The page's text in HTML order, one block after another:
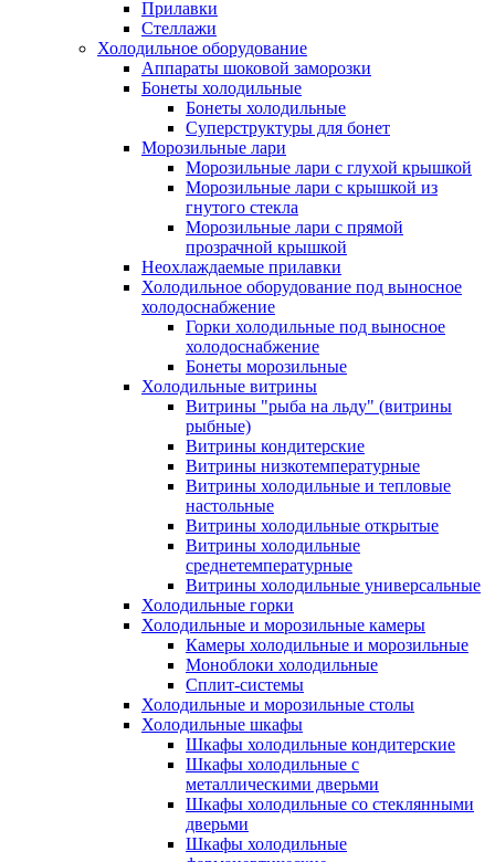
Прилавки
Стеллажи
Холодильное оборудование
Аппараты шоковой заморозки
Бонеты холодильные
Бонеты холодильные
Суперструктуры для бонет
Морозильные лари
Морозильные лари с глухой крышкой
Морозильные лари с крышкой из
гнутого стекла
Морозильные лари с прямой
прозрачной крышкой
Неохлаждаемые прилавки
Холодильное оборудование под выносное
холодоснабжение
Горки холодильные под выносное
холодоснабжение
Бонеты морозильные
Холодильные витрины
Витрины "рыба на льду" (витрины
рыбные)
Витрины кондитерские
Витрины низкотемпературные
Витрины холодильные и тепловые
настольные
Витрины холодильные открытые
Витрины холодильные
среднетемпературные
Витрины холодильные универсальные
Холодильные горки
Холодильные и морозильные камеры
Камеры холодильные и морозильные
Моноблоки холодильные
Сплит-системы
Холодильные и морозильные столы
Холодильные шкафы
Шкафы холодильные кондитерские
Шкафы холодильные с
металлическими дверьми
Шкафы холодильные со стеклянными
дверьми
Шкафы холодильные